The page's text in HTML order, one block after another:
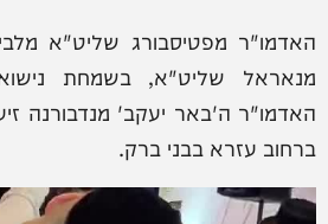
האדמו"ר מפטיסבורג שליט"א
מנאראל שליט"א, בשמחת
האדמו"ר ה'באר יעקב' מנדבורנה
ברחוב עזרא בבני ברק.